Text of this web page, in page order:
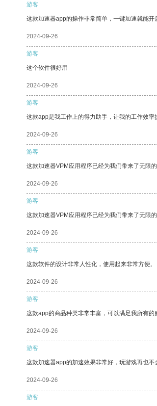
游客
这款加速器app的操作非常简单，一键加速就能开
2024-09-26
游客
这个软件很好用
2024-09-26
游客
这款app是我工作上的得力助手，让我的工作效率
2024-09-26
游客
这款加速器VPM应用程序已经为我们带来了无限的
2024-09-26
游客
这款加速器VPM应用程序已经为我们带来了无限
2024-09-26
游客
这款软件的设计非常人性化，使用起来非常方便。
2024-09-26
游客
这款app的商品种类非常丰富，可以满足我所有的
2024-09-26
游客
这款加速器app的加速效果非常好，玩游戏再也
2024-09-26
游客